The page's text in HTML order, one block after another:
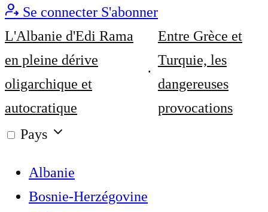
Se connecter S'abonner
L'Albanie d'Edi Rama
en pleine dérive
oligarchique et
autocratique
Entre Grèce et
Turquie, les
dangereuses
provocations
Pays
Albanie
Bosnie-Herzégovine